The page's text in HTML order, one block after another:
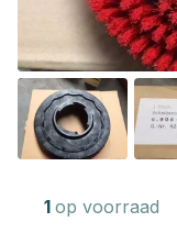
1 op voorraad